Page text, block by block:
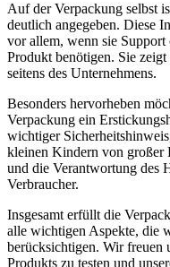
Auf der Verpackung selbst
deutlich angegeben. Diese
vor allem, wenn sie
Produkt benötigen. Sie
seitens des Unternehmens.
Besonders hervorheben
Verpackung ein
wichtiger
kleinen Kindern von großer
und die Verantwortung des
Verbraucher.
Insgesamt erfüllt die
alle wichtigen Aspekte, die
berücksichtigen. Wir freuen
Produkts zu testen und